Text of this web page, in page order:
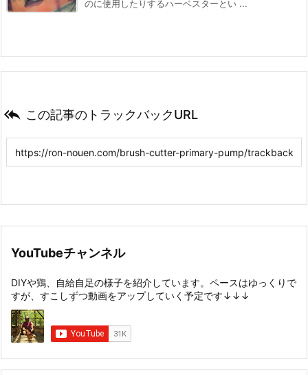
のに使用したりするハーベスターとい ...
 この記事のトラックバックURL
YouTubeチャンネル
DIYや鶏、自給自足の様子を紹介しています。ペースはゆっくりで
すが、すこしずつ動画をアップしていく予定です↓↓↓